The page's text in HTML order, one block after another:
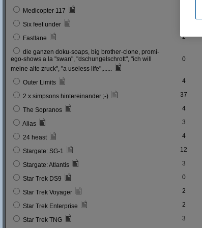
Medicopter 117
Six feet under
Fastlane 2
die ganzen doku-soaps, big brother-clone, promi-
ego-shows a la "swan", "dschungelschrott", "ich will
meine alte zruck", "a useless life",......
0
Outer Limits 4
2 x simpsons hintereinander ;-) 37
The Sopranos 4
Alias 3
24 heast 4
Stargate: SG-1 12
Stargate: Atlantis 3
Star Trek DS9 0
Star Trek Voyager 2
Star Trek Enterprise 2
Star Trek TNG 3